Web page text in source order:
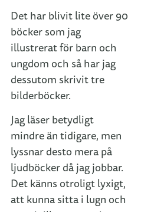
Det har blivit lite över 90
böcker som jag
illustrerat för barn och
ungdom och så har jag
dessutom skrivit tre
bilderböcker.
Jag läser betydligt
mindre än tidigare, men
lyssnar desto mera på
ljudböcker då jag jobbar.
Det känns otroligt lyxigt,
att kunna sitta i lugn och